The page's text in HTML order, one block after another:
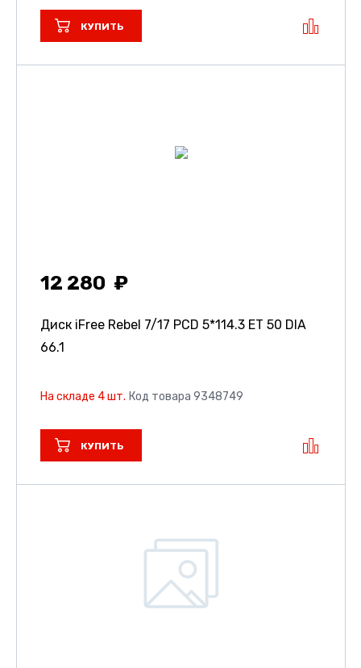
КУПИТЬ
12 280
Диск iFree Rebel 7/17 PCD 5*114.3 ET 50 DIA
66.1
На складе 4 шт. Код товара 9348749
КУПИТЬ